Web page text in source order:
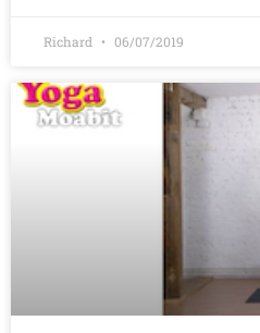
Richard 06/07/2019